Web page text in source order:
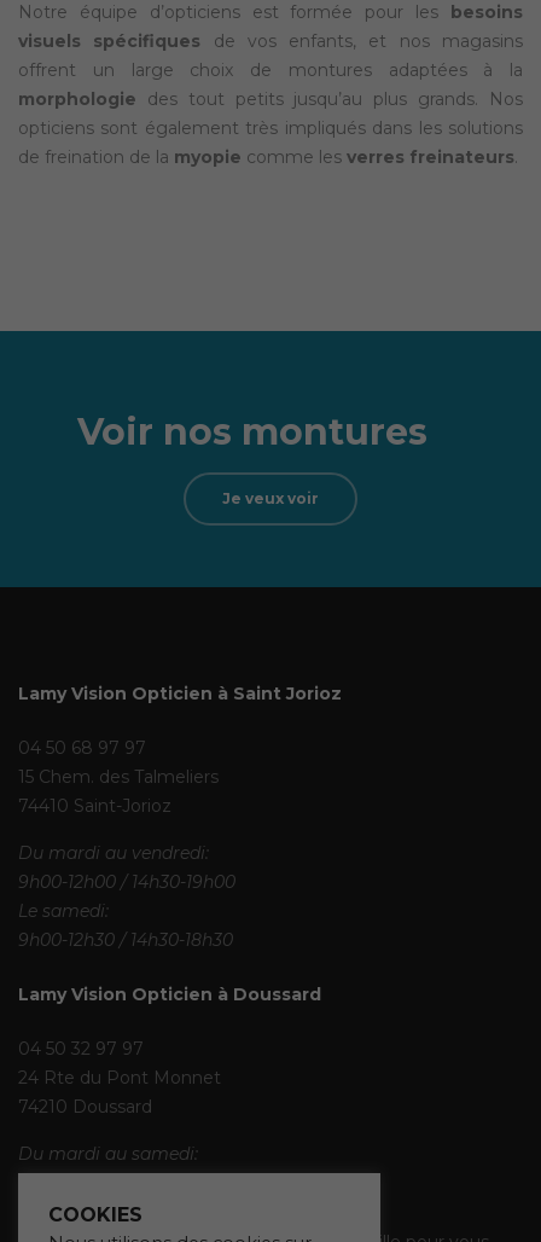
Notre équipe d’opticiens est formée pour les
besoins
visuels spécifiques de vos enfants, et nos magasins
offrent un large choix de montures adaptées à la
morphologie des tout petits jusqu’au plus grands. Nos
opticiens sont également très impliqués dans les solutions
de freination de la myopie comme les verres freinateurs.
Voir nos montures
Je veux voir
Lamy Vision Opticien à Saint Jorioz
04 50 68 97 97
15 Chem. des Talmeliers
74410 Saint-Jorioz
Du mardi au vendredi:
9h00-12h00 / 14h30-19h00
Le samedi:
9h00-12h30 / 14h30-18h30
Lamy Vision Opticien à Doussard
04 50 32 97 97
24 Rte du Pont Monnet
74210 Doussard
Du mardi au samedi:
COOKIES